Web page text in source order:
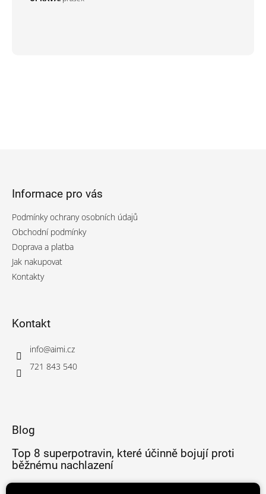
Informace pro vás
Podmínky ochrany osobních údajů
Obchodní podmínky
Doprava a platba
Jak nakupovat
Kontakty
Kontakt
info@aimi.cz
721 843 540
Blog
Top 8 superpotravin, které účinně bojují proti
běžnému nachlazení